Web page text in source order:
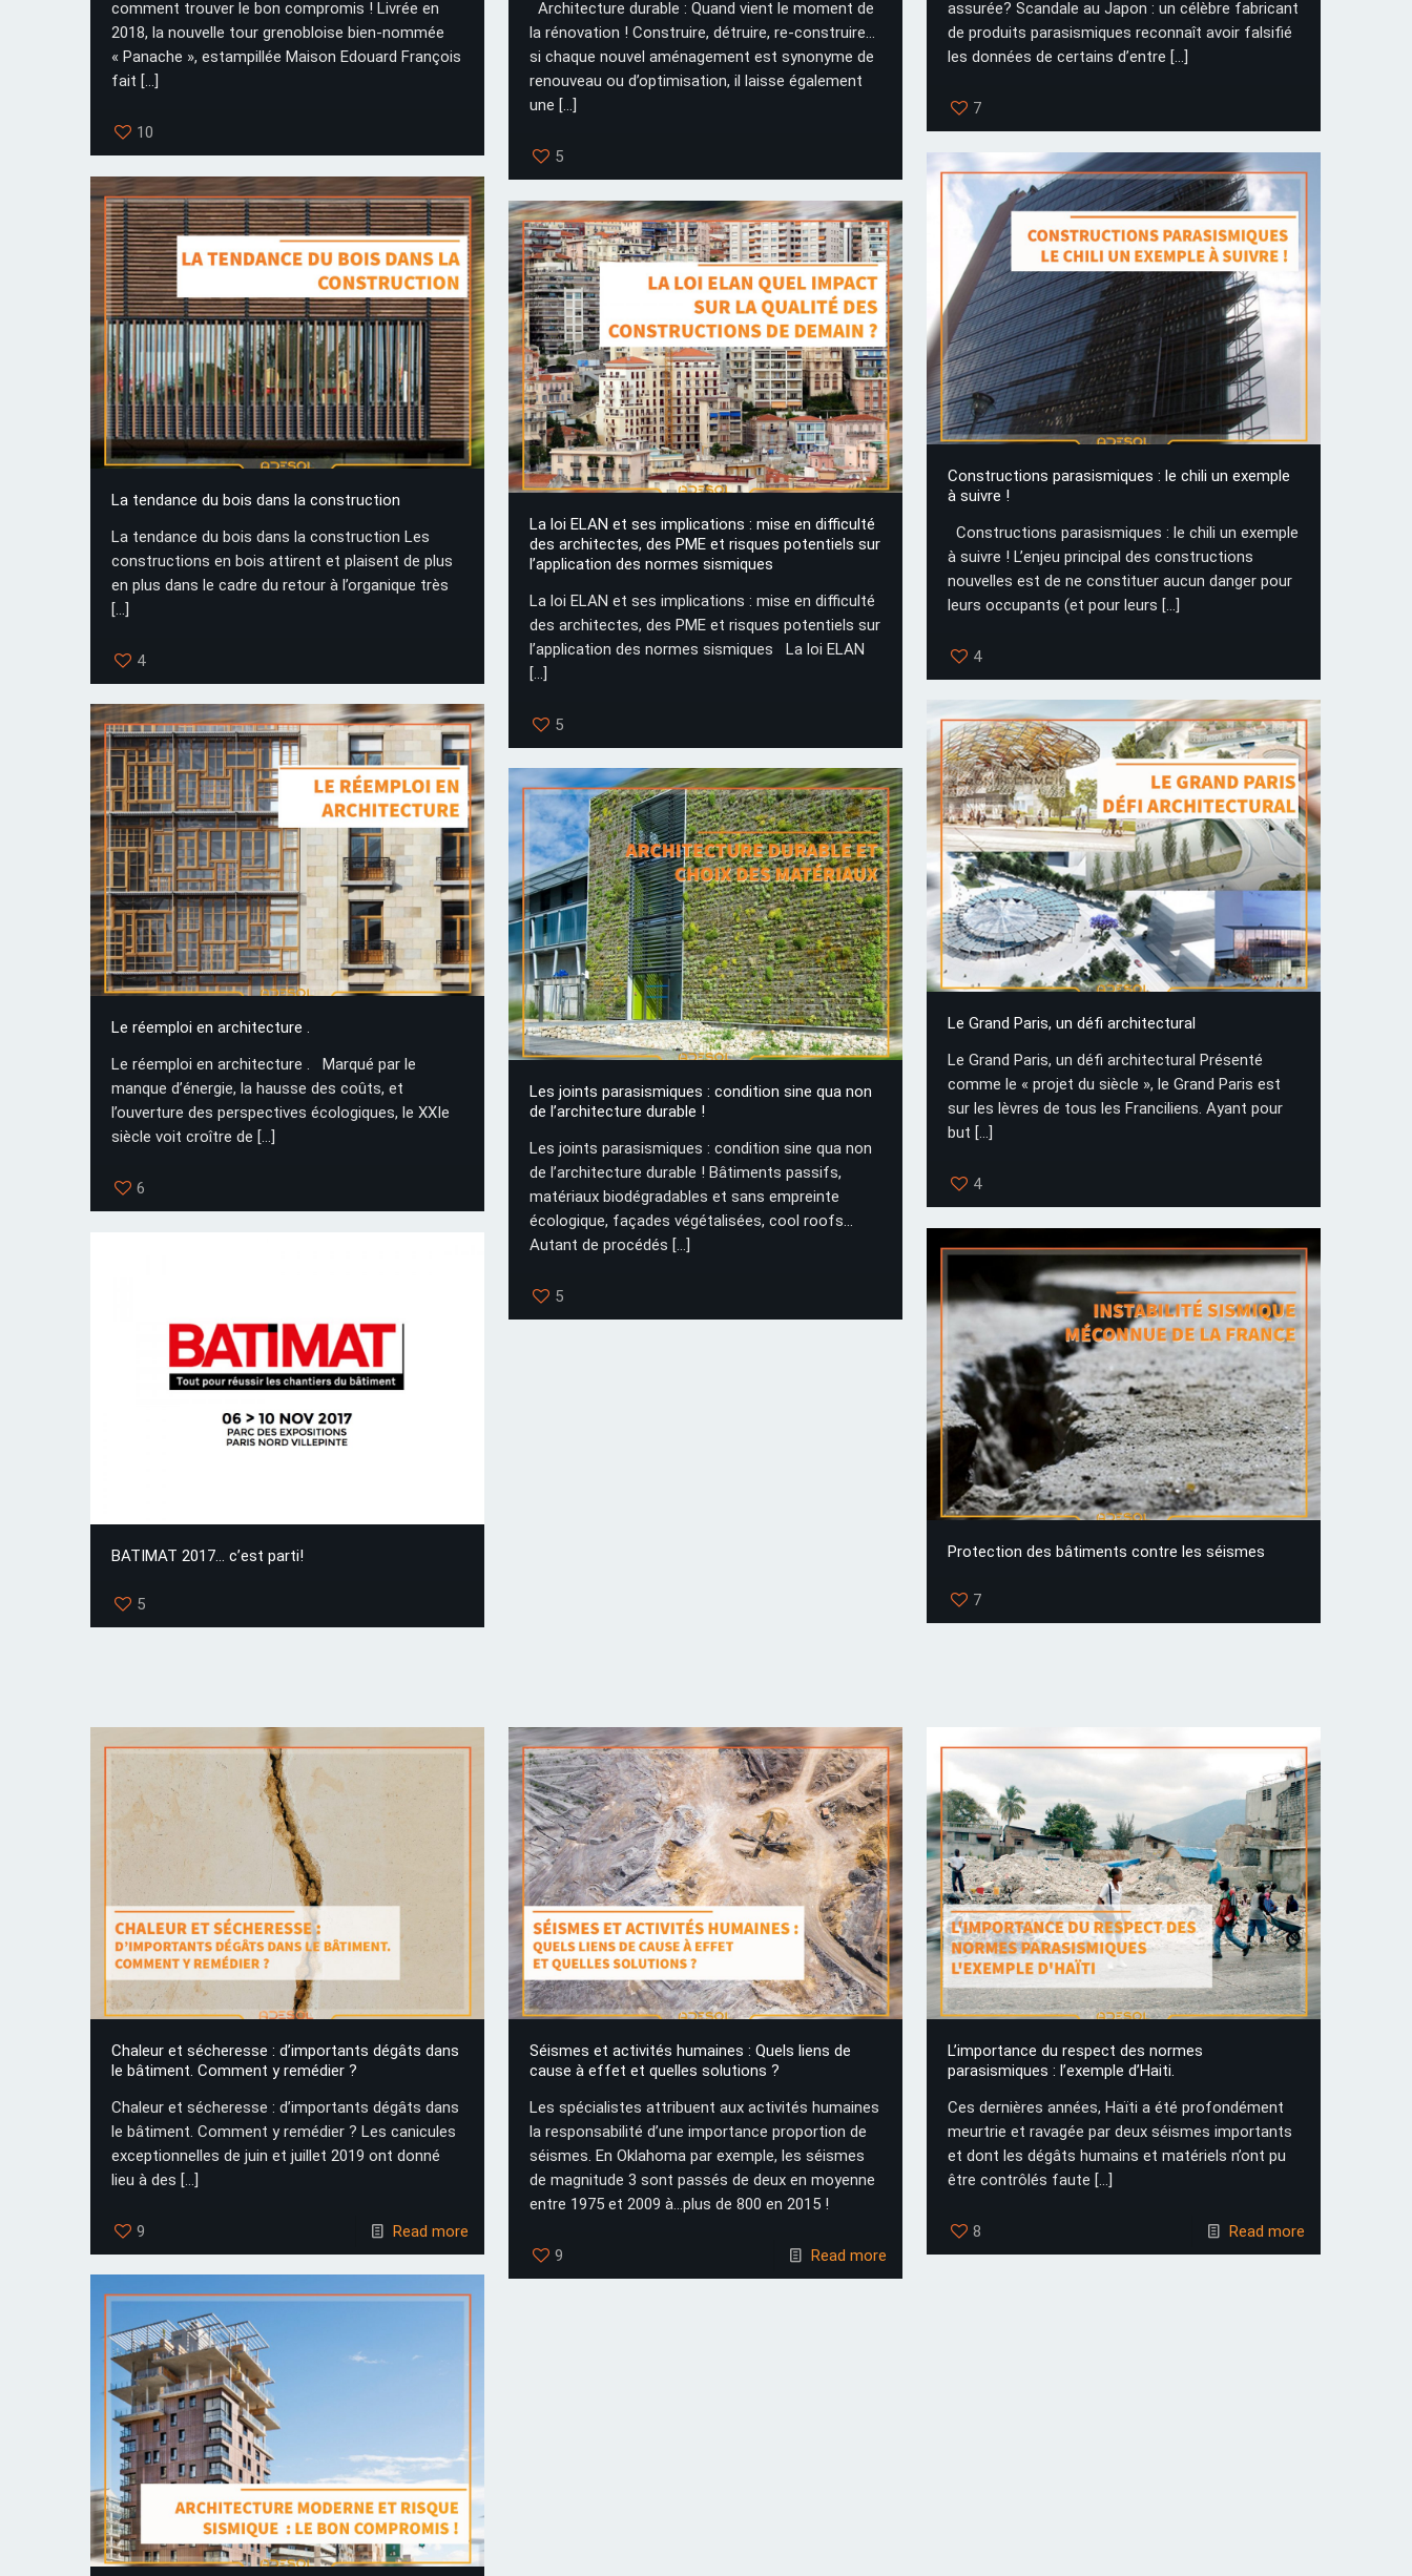
comment trouver le bon compromis ! Livrée en
2018, la nouvelle tour grenobloise bien-nommée
« Panache », estampillée Maison Edouard François
fait […]
10
assurée? Scandale au Japon : un célèbre fabricant
de produits parasismiques reconnaît avoir falsifié
les données de certains d’entre […]
7
Architecture durable : Quand vient le moment de
la rénovation ! Construire, détruire, re-construire…
si chaque nouvel aménagement est synonyme de
renouveau ou d’optimisation, il laisse également
une […]
5
Constructions parasismiques : le chili un exemple
à suivre !
Constructions parasismiques : le chili un exemple
à suivre ! L’enjeu principal des constructions
nouvelles est de ne constituer aucun danger pour
leurs occupants (et pour leurs […]
4
La tendance du bois dans la construction
La tendance du bois dans la construction Les
constructions en bois attirent et plaisent de plus
en plus dans le cadre du retour à l’organique très
[…]
4
La loi ELAN et ses implications : mise en difficulté
des architectes, des PME et risques potentiels sur
l’application des normes sismiques
La loi ELAN et ses implications : mise en difficulté
des architectes, des PME et risques potentiels sur
l’application des normes sismiques La loi ELAN
[…]
5
Le Grand Paris, un défi architectural
Le Grand Paris, un défi architectural Présenté
comme le « projet du siècle », le Grand Paris est
sur les lèvres de tous les Franciliens. Ayant pour
but […]
4
Le réemploi en architecture .
Le réemploi en architecture . Marqué par le
manque d’énergie, la hausse des coûts, et
l’ouverture des perspectives écologiques, le XXIe
siècle voit croître de […]
6
Les joints parasismiques : condition sine qua non
de l’architecture durable !
Les joints parasismiques : condition sine qua non
de l’architecture durable ! Bâtiments passifs,
matériaux biodégradables et sans empreinte
écologique, façades végétalisées, cool roofs…
Autant de procédés […]
5
Protection des bâtiments contre les séismes
7
BATIMAT 2017… c’est parti!
5
Chaleur et sécheresse : d’importants dégâts dans
le bâtiment. Comment y remédier ?
Chaleur et sécheresse : d’importants dégâts dans
le bâtiment. Comment y remédier ? Les canicules
exceptionnelles de juin et juillet 2019 ont donné
lieu à des […]
9 Read more
Séismes et activités humaines : Quels liens de
cause à effet et quelles solutions ?
Les spécialistes attribuent aux activités humaines
la responsabilité d’une importance proportion de
séismes. En Oklahoma par exemple, les séismes
de magnitude 3 sont passés de deux en moyenne
entre 1975 et 2009 à...plus de 800 en 2015 !
9 Read more
L’importance du respect des normes
parasismiques : l’exemple d’Haiti.
Ces dernières années, Haïti a été profondément
meurtrie et ravagée par deux séismes importants
et dont les dégâts humains et matériels n’ont pu
être contrôlés faute […]
8 Read more